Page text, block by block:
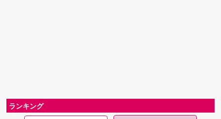
ランキング